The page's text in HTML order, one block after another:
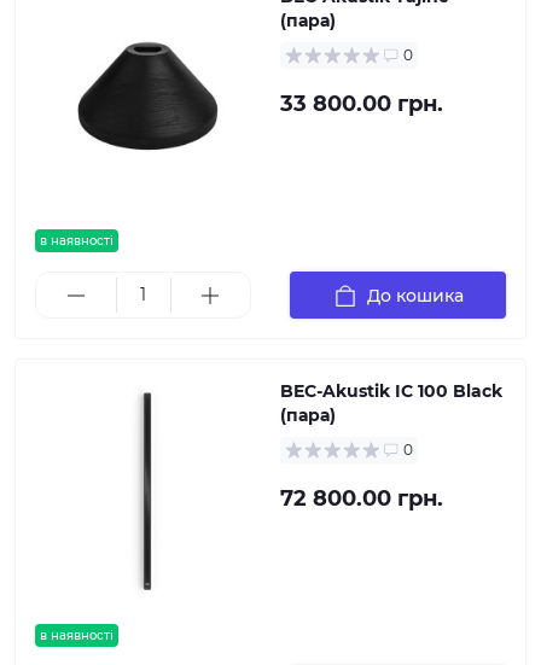
в наявності
(пара)
0
33 800.00 грн.
До кошика
в наявності
BEC-Akustik IC 100 Black
(пара)
0
72 800.00 грн.